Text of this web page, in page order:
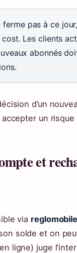
ferme pas à ce
Les clients
abonnés
d’un
accepter un
et
via
solde et on
ligne) juge